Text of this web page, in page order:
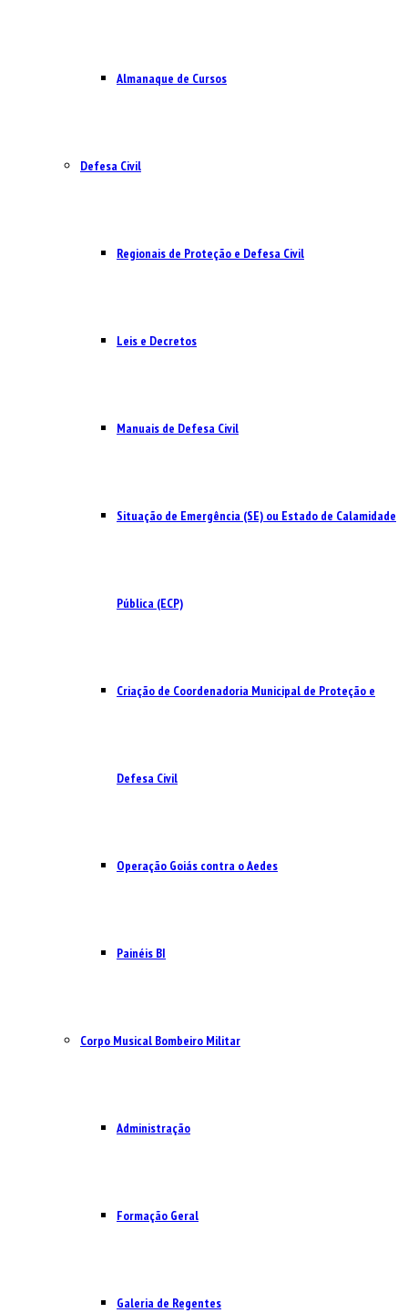
Almanaque de Cursos
Defesa Civil
Regionais de Proteção e Defesa Civil
Leis e Decretos
Manuais de Defesa Civil
Situação de Emergência (SE) ou Estado de Calamidade
Pública (ECP)
Criação de Coordenadoria Municipal de Proteção e
Defesa Civil
Operação Goiás contra o Aedes
Painéis BI
Corpo Musical Bombeiro Militar
Administração
Formação Geral
Galeria de Regentes